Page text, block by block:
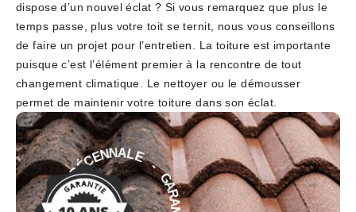
dispose d’un nouvel éclat ? Si vous remarquez que plus le
temps passe, plus votre toit se ternit, nous vous conseillons
de faire un projet pour l’entretien. La toiture est importante
puisque c’est l’élément premier à la rencontre de tout
changement climatique. Le nettoyer ou le démousser
permet de maintenir votre toiture dans son éclat.
D
É
C
E
N
NALE - GAR
A
N
T
I
E